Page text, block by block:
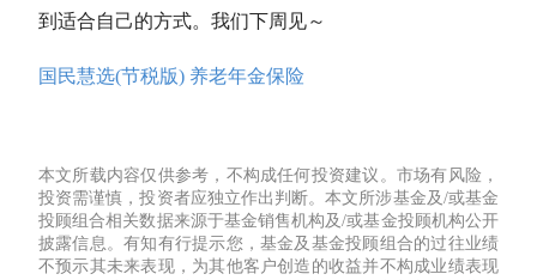
到适合自己的方式。我们下周见～
国民慧选(节税版) 养老年金保险
本文所载内容仅供参考，不构成任何投资建议。市场有风险，
投资需谨慎，投资者应独立作出判断。本文所涉基金及/或基金
投顾组合相关数据来源于基金销售机构及/或基金投顾机构公开
披露信息。有知有行提示您，基金及基金投顾组合的过往业绩
不预示其未来表现，为其他客户创造的收益并不构成业绩表现